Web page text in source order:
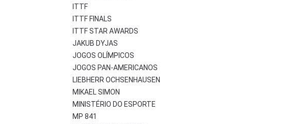
ITTF
ITTF FINALS
ITTF STAR AWARDS
JAKUB DYJAS
JOGOS OLÍMPICOS
JOGOS PAN-AMERICANOS
LIEBHERR OCHSENHAUSEN
MIKAEL SIMON
MINISTÉRIO DO ESPORTE
MP 841